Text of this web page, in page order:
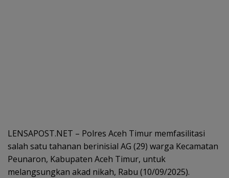
LENSAPOST.NET – Polres Aceh Timur memfasilitasi
salah satu tahanan berinisial AG (29) warga Kecamatan
Peunaron, Kabupaten Aceh Timur, untuk
melangsungkan akad nikah, Rabu (10/09/2025).